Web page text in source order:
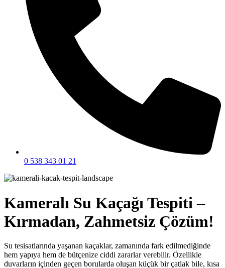
0 538 343 01 21
Kameralı Su Kaçağı Tespiti –
Kırmadan, Zahmetsiz Çözüm!
Su tesisatlarında yaşanan kaçaklar, zamanında fark edilmediğinde
hem yapıya hem de bütçenize ciddi zararlar verebilir. Özellikle
duvarların içinden geçen borularda oluşan küçük bir çatlak bile, kısa